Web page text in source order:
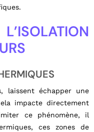
L’ISOLATION
laissent échapper une
impacte directement
ce phénomène, il
ces zones de